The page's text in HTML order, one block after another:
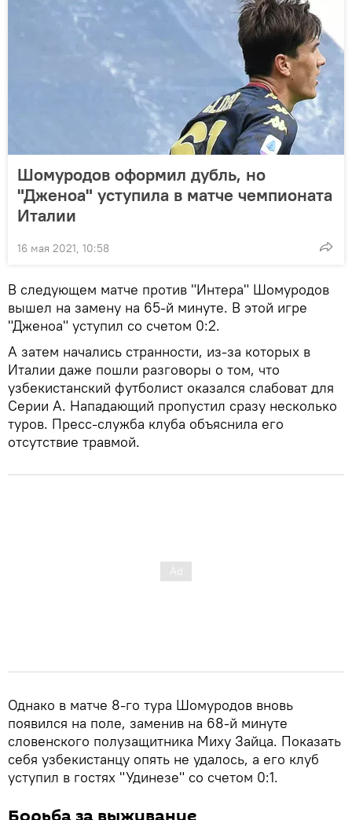
Шомуродов оформил дубль, но
"Дженоа" уступила в матче чемпионата
Италии
16 мая 2021, 10:58
В следующем матче против "Интера" Шомуродов
вышел на замену на 65-й минуте. В этой игре
"Дженоа" уступил со счетом 0:2.
А затем начались странности, из-за которых в
Италии даже пошли разговоры о том, что
узбекистанский футболист оказался слабоват для
Серии А. Нападающий пропустил сразу несколько
туров. Пресс-служба клуба объяснила его
отсутствие травмой.
Однако в матче 8-го тура Шомуродов вновь
появился на поле, заменив на 68-й минуте
словенского полузащитника Миху Зайца. Показать
себя узбекистанцу опять не удалось, а его клуб
уступил в гостях "Удинезе" со счетом 0:1.